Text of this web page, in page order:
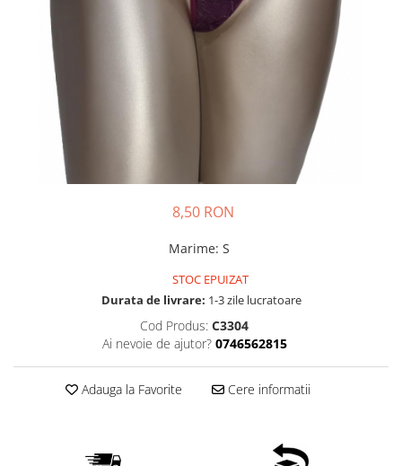
8,50 RON
Marime: S
STOC EPUIZAT
Durata de livrare: 1-3 zile lucratoare
Cod Produs: C3304
Ai nevoie de ajutor? 0746562815
Adauga la Favorite Cere informatii